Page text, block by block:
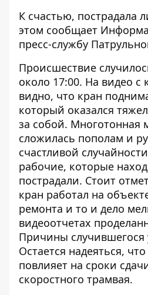
К счастью, пострадала
этом сообщает
пресс-службу
Происшествие
около 17:00. На видео
видно, что кран
который оказался
за собой. Многотонная
сложилась пополам и
счастливой
рабочие, которые
пострадали. Стоит
кран работал на
ремонта и то и дело
видеоотчетах
Причины случившегося
Остается надеяться,
повлияет на сроки
скоростного трамвая.